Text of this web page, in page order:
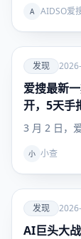
A AIDSO爱
爱
发现
发现
爱搜最新
开，5天手
3 月 2 日，
小 小查
爱
发现
发现
AI巨头大